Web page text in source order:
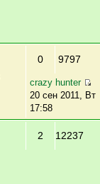
0 9797
crazy hunter
20 сен 2011, Вт
17:58
2 12237